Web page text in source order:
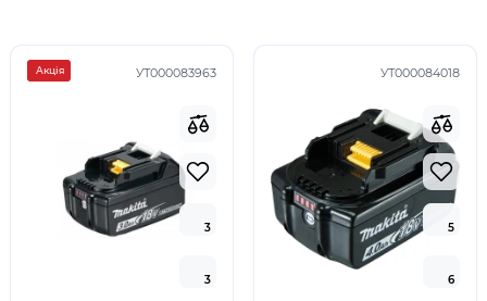
УТ000083963
Акція
3
3
3
3
УТ000084018
5
6
5
6